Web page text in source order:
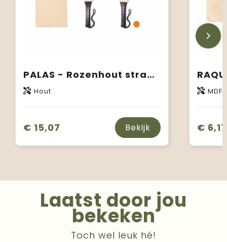
PALAS - Rozenhout strand tennis set
Hout
€ 15,07 Bekijk
MDF
€ 6,17
Laatst door jou
bekeken
Toch wel leuk hé!